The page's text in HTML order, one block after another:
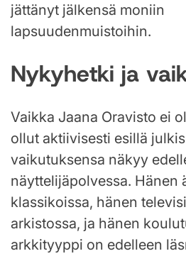
jättänyt jälkensä moniin
lapsuudenmuistoihin.
Nykyhetki ja
Vaikka Jaana Oravisto ei
ollut aktiivisesti esillä
vaikutuksensa näkyy
näyttelijäpolvessa. Hänen
klassikoissa, hänen
arkistossa, ja hänen
arkkityyppi on edelleen